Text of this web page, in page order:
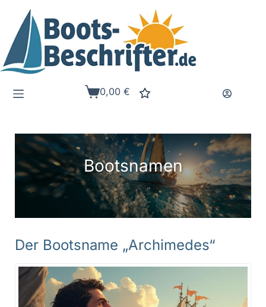
Inhalt
springen
Warenkorb
0,00€
Bootsnamen
Der Bootsname „Archimedes“